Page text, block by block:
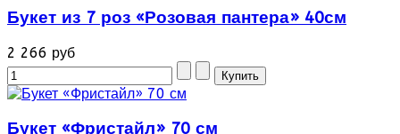
Букет из 7 роз «Розовая пантера» 40см
2 266 руб
Букет «Фристайл» 70 см